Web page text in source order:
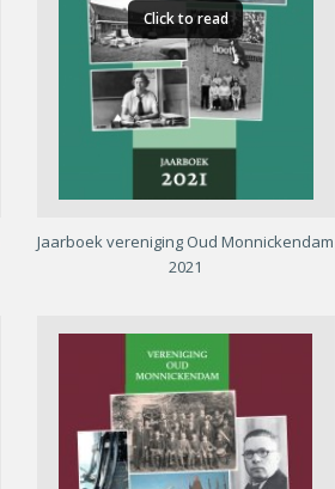
Click to read
Jaarboek vereniging Oud Monnickendam
2021